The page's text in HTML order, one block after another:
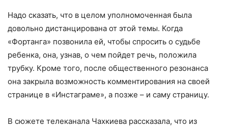
Надо сказать, что в целом уполномоченная была
довольно дистанцирована от этой темы. Когда
«Фортанга» позвонила ей, чтобы спросить о судьбе
ребенка, она, узнав, о чем пойдет речь, положила
трубку. Кроме того, после общественного резонанса
она закрыла возможность комментирования на своей
странице в «Инстаграме», а позже – и саму страницу.
В сюжете телеканала Чахкиева рассказала, что из